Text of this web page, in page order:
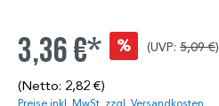
3,36 €* % (UVP: 5,09 €)
(Netto: 2,82 €)
Preise inkl. MwSt. zzgl. Versandkosten